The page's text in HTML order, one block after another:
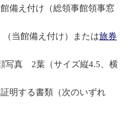
備え付け（総領事館領事窓
当館備え付け）または旅券
写真 2葉（サイズ縦4.5、横
明する書類（次のいずれ